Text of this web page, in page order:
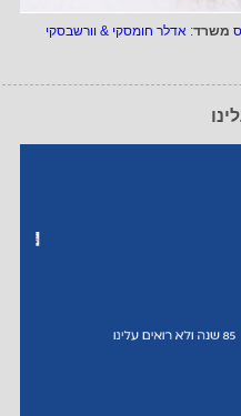
משרד: אדלר חומסקי & וורשבסקי